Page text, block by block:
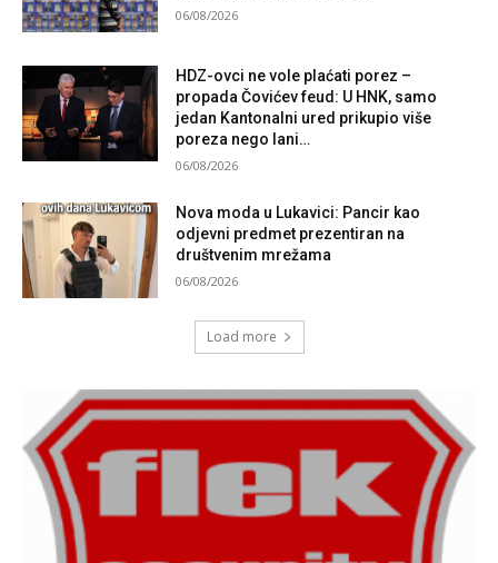
06/08/2026
HDZ-ovci ne vole plaćati porez –
propada Čovićev feud: U HNK, samo
jedan Kantonalni ured prikupio više
poreza nego lani…
06/08/2026
Nova moda u Lukavici: Pancir kao
odjevni predmet prezentiran na
društvenim mrežama
06/08/2026
Load more